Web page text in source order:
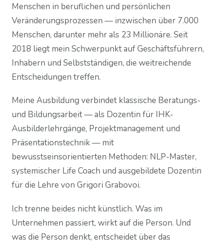
Menschen in beruflichen und persönlichen
Veränderungsprozessen — inzwischen über 7.000
Menschen, darunter mehr als 23 Millionäre. Seit
2018 liegt mein Schwerpunkt auf Geschäftsführern,
Inhabern und Selbstständigen, die weitreichende
Entscheidungen treffen.
Meine Ausbildung verbindet klassische Beratungs-
und Bildungsarbeit — als Dozentin für IHK-
Ausbilderlehrgänge, Projektmanagement und
Präsentationstechnik — mit
bewusstseinsorientierten Methoden: NLP-Master,
systemischer Life Coach und ausgebildete Dozentin
für die Lehre von Grigori Grabovoi.
Ich trenne beides nicht künstlich. Was im
Unternehmen passiert, wirkt auf die Person. Und
was die Person denkt, entscheidet über das